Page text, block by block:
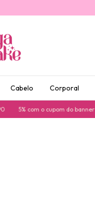
Cabelo Corporal
5% com o cupom do banner